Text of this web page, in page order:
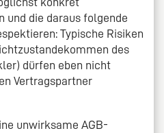
und die daraus folgende
Typische Risiken
des
dürfen eben nicht
Vertragspartner
unwirksame AGB-